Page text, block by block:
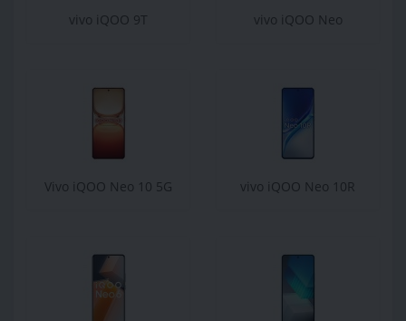
vivo iQOO 9T vivo iQOO Neo
Vivo iQOO Neo 10 5G vivo iQOO Neo 10R